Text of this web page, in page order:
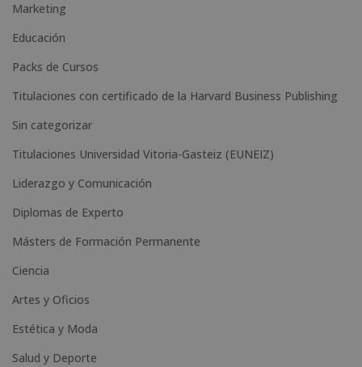
i
v
e
Marketing
Educación
Packs de Cursos
Titulaciones con certificado de la Harvard Business Publishing
Sin categorizar
Titulaciones Universidad Vitoria-Gasteiz (EUNEIZ)
Liderazgo y Comunicación
Diplomas de Experto
Másters de Formación Permanente
Ciencia
Artes y Oficios
Estética y Moda
Salud y Deporte